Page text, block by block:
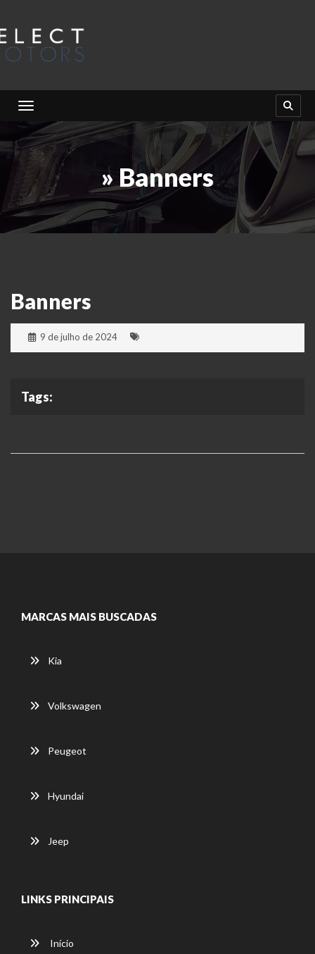
Toggle navigation
» Banners
Banners
9 de julho de 2024
Tags:
MARCAS MAIS BUSCADAS
Kia
Volkswagen
Peugeot
Hyundai
Jeep
LINKS PRINCIPAIS
Início